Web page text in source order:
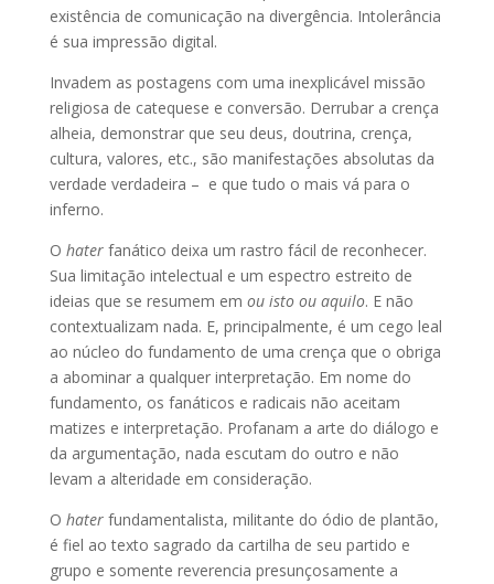
existência de comunicação na divergência. Intolerância
é sua impressão digital.
Invadem as postagens com uma inexplicável missão
religiosa de catequese e conversão. Derrubar a crença
alheia, demonstrar que seu deus, doutrina, crença,
cultura, valores, etc., são manifestações absolutas da
verdade verdadeira – e que tudo o mais vá para o
inferno.
O haterfanático deixa um rastro fácil de reconhecer.
Sua limitação intelectual e um espectro estreito de
ideias que se resumem em ou isto ou aquilo. E não
contextualizam nada. E, principalmente, é um cego leal
ao núcleo do fundamento de uma crença que o obriga
a abominar a qualquer interpretação. Em nome do
fundamento, os fanáticos e radicais não aceitam
matizes e interpretação. Profanam a arte do diálogo e
da argumentação, nada escutam do outro e não
levam a alteridade em consideração.
O haterfundamentalista, militante do ódio de plantão,
é fiel ao texto sagrado da cartilha de seu partido e
grupo e somente reverencia presunçosamente a